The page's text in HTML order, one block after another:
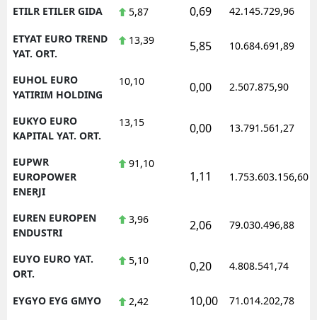
ETILR ETILER GIDA 5,87 0,69 42.145.729,96
ETYAT EURO TREND
YAT. ORT.
13,39 5,85 10.684.691,89
EUHOL EURO
YATIRIM HOLDING
10,10 0,00 2.507.875,90
EUKYO EURO
KAPITAL YAT. ORT.
13,15 0,00 13.791.561,27
EUPWR
EUROPOWER
ENERJI
91,10
1,11 1.753.603.156,60
EUREN EUROPEN
ENDUSTRI
3,96 2,06 79.030.496,88
EUYO EURO YAT.
ORT.
5,10 0,20 4.808.541,74
EYGYO EYG GMYO 2,42 10,00 71.014.202,78